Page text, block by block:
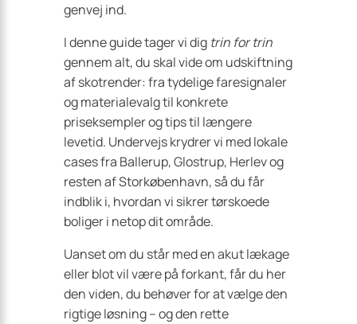
genvej ind.
I denne guide tager vi dig trin for trin
gennem alt, du skal vide om udskiftning
af skotrender: fra tydelige faresignaler
og materialevalg til konkrete
priseksempler og tips til længere
levetid. Undervejs krydrer vi med lokale
cases fra Ballerup, Glostrup, Herlev og
resten af Storkøbenhavn, så du får
indblik i, hvordan vi sikrer tørskoede
boliger i netop dit område.
Uanset om du står med en akut lækage
eller blot vil være på forkant, får du her
den viden, du behøver for at vælge den
rigtige løsning – og den rette